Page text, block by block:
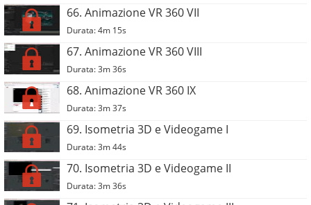
66. Animazione VR 360 VII
Durata: 4m 15s
67. Animazione VR 360 VIII
Durata: 3m 36s
68. Animazione VR 360 IX
Durata: 3m 37s
69. Isometria 3D e Videogame I
Durata: 3m 44s
70. Isometria 3D e Videogame II
Durata: 3m 36s